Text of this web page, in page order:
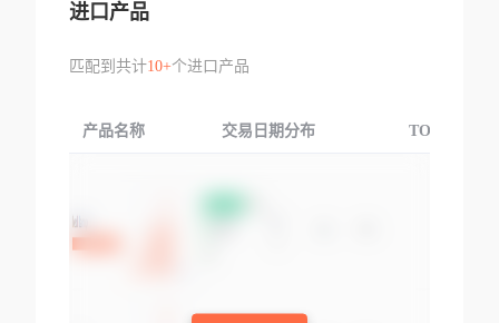
进口产品
匹配到共计10+个进口产品
产品名称 交易日期分布 TOP3交易国